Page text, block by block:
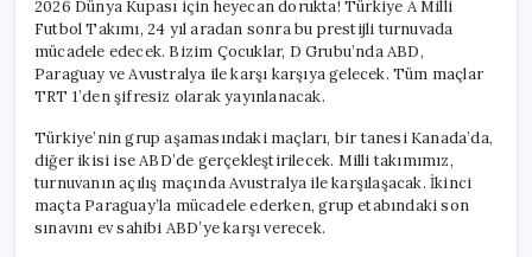
Tarihleri
ve
Programı
için
2026 Dünya Kupası için heyecan dorukta! Türkiye A Milli
Futbol Takımı, 24 yıl aradan sonra bu prestijli turnuvada
mücadele edecek. Bizim Çocuklar, D Grubu’nda ABD,
Paraguay ve Avustralya ile karşı karşıya gelecek. Tüm maçlar
TRT 1’den şifresiz olarak yayınlanacak.
Türkiye’nin grup aşamasındaki maçları, bir tanesi Kanada’da,
diğer ikisi ise ABD’de gerçekleştirilecek. Milli takımımız,
turnuvanın açılış maçında Avustralya ile karşılaşacak. İkinci
maçta Paraguay’la mücadele ederken, grup etabındaki son
sınavını ev sahibi ABD’ye karşı verecek.